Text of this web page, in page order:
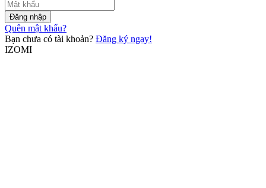
Đăng nhập
Quên mật khẩu?
Bạn chưa có tài khoản? Đăng ký ngay!
IZOMI